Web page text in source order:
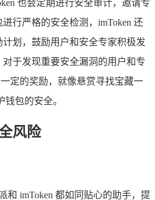
也会定期进行安全审计，邀请专
行严格的安全检测，imToken 还
划，鼓励用户和安全专家积极发
于发现重要安全漏洞的用户和专
定的奖励，就像悬赏寻找宝藏一
包的安全。
风险
和 imToken 都如同贴心的助手，提